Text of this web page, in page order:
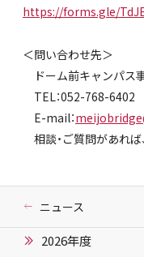
https://forms.gle/
＜問い合わせ先＞
ドーム前キャンパス
TEL：052-768-6402
E-mail：
相談・ご質問があれば
ニュース
2026年度